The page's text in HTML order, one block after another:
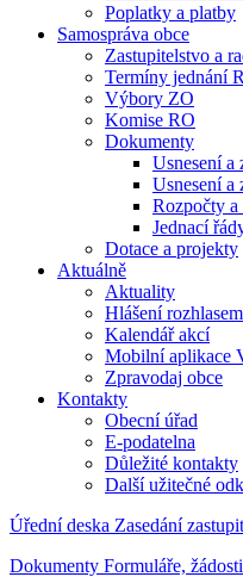
Poplatky a platby
Samospráva obce
Zastupitelstvo a
Termíny jednání
Výbory ZO
Komise RO
Dokumenty
Usnesení a
Usnesení a
Rozpočty a
Jednací
Dotace a projekty
Aktuálně
Aktuality
Hlášení rozhlasem
Kalendář akcí
Mobilní aplikace
Zpravodaj obce
Kontakty
Obecní úřad
E-podatelna
Důležité kontakty
Další užitečné
Úřední deska Zasedání
Dokumenty Formuláře,